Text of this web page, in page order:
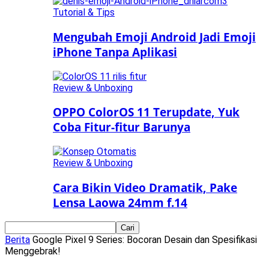
Tutorial & Tips
Mengubah Emoji Android Jadi Emoji
iPhone Tanpa Aplikasi
Review & Unboxing
OPPO ColorOS 11 Terupdate, Yuk
Coba Fitur-fitur Barunya
Review & Unboxing
Cara Bikin Video Dramatik, Pake
Lensa Laowa 24mm f.14
Berita Google Pixel 9 Series: Bocoran Desain dan Spesifikasi
Menggebrak!